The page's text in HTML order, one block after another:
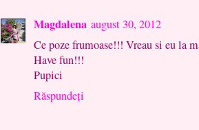
Magdalena august 30, 2012
Ce poze frumoase!!! Vreau si eu la
Have fun!!!
Pupici
Răspundeți